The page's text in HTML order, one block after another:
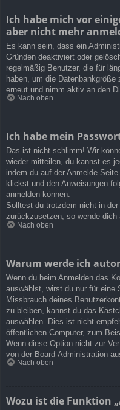
Ich habe mich vor
aber nicht mehr
Es kann sein, dass ein
Gründen deaktiviert oder
regelmäßig Benutzer, die für
haben, um die
erneut und nimm aktiv an den
Nach oben
Ich habe mein
Das ist nicht schlimm! Wir
wieder mitteilen, du kannst es
indem du auf der Anmelde-
klickst und den Anweisungen
anmelden können.
Solltest du trotzdem nicht in
zurückzusetzen, so wende dich
Nach oben
Warum werde ich
Wenn du beim Anmelden das
auswählst, wirst du nur für eine
Missbrauch deines
zu bleiben, kannst du das
auswählen. Dies ist nicht
öffentlichen Computer, zum
Wenn diese Option nicht zur
von der Board-Administration
Nach oben
Wozu ist die Funktion